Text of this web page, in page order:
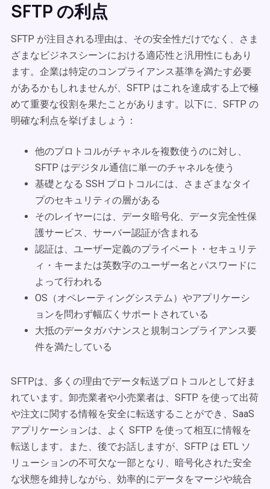
SFTP の利点
SFTP が注目される理由は、その安全性だけでなく、さま
ざまなビジネスシーンにおける適応性と汎用性にもあり
ます。企業は特定のコンプライアンス基準を満たす必要
があるかもしれませんが、SFTP はこれを達成する上で極
めて重要な役割を果たことがあります。以下に、SFTP の
明確な利点を挙げましょう：
他のプロトコルがチャネルを複数使うのに対し、
SFTP はデジタル通信に単一のチャネルを使う
基礎となる SSH プロトコルには、さまざまなタイ
プのセキュリティの層がある
そのレイヤーには、データ暗号化、データ完全性保
護サービス、サーバー認証が含まれる
認証は、ユーザー定義のプライベート・セキュリテ
ィ・キーまたは英数字のユーザー名とパスワードに
よって行われる
OS（オペレーティングシステム）やアプリケーシ
ョンを問わず幅広くサポートされている
大抵のデータガバナンスと規制コンプライアンス要
件を満たしている
SFTPは、多くの理由でデータ転送プロトコルとして好ま
れています。卸売業者や小売業者は、SFTP を使って出荷
や注文に関する情報を安全に転送することができ、SaaS
アプリケーションは、よく SFTP を使って相互に情報を
転送します。また、後でお話しますが、SFTP は ETL ソ
リューションの不可欠な一部となり、暗号化された安全
な状態を維持しながら、効率的にデータをマージや統合